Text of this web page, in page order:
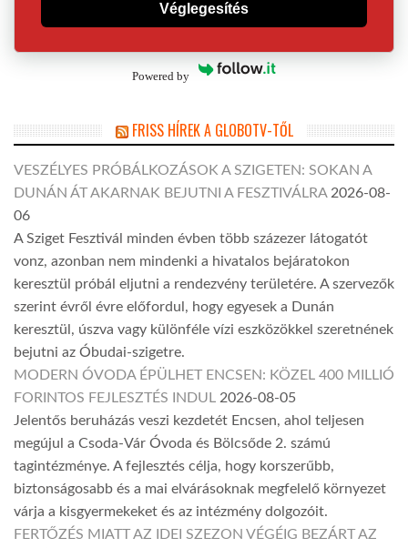
Véglegesítés
Powered by
FRISS HÍREK A GLOBOTV-TŐL
VESZÉLYES PRÓBÁLKOZÁSOK A SZIGETEN: SOKAN A
DUNÁN ÁT AKARNAK BEJUTNI A FESZTIVÁLRA 2026-08-
06
A Sziget Fesztivál minden évben több százezer látogatót
vonz, azonban nem mindenki a hivatalos bejáratokon
keresztül próbál eljutni a rendezvény területére. A szervezők
szerint évről évre előfordul, hogy egyesek a Dunán
keresztül, úszva vagy különféle vízi eszközökkel szeretnének
bejutni az Óbudai-szigetre.
MODERN ÓVODA ÉPÜLHET ENCSEN: KÖZEL 400 MILLIÓ
FORINTOS FEJLESZTÉS INDUL 2026-08-05
Jelentős beruházás veszi kezdetét Encsen, ahol teljesen
megújul a Csoda-Vár Óvoda és Bölcsőde 2. számú
tagintézménye. A fejlesztés célja, hogy korszerűbb,
biztonságosabb és a mai elvárásoknak megfelelő környezet
várja a kisgyermekeket és az intézmény dolgozóit.
FERTŐZÉS MIATT AZ IDEI SZEZON VÉGÉIG BEZÁRT AZ